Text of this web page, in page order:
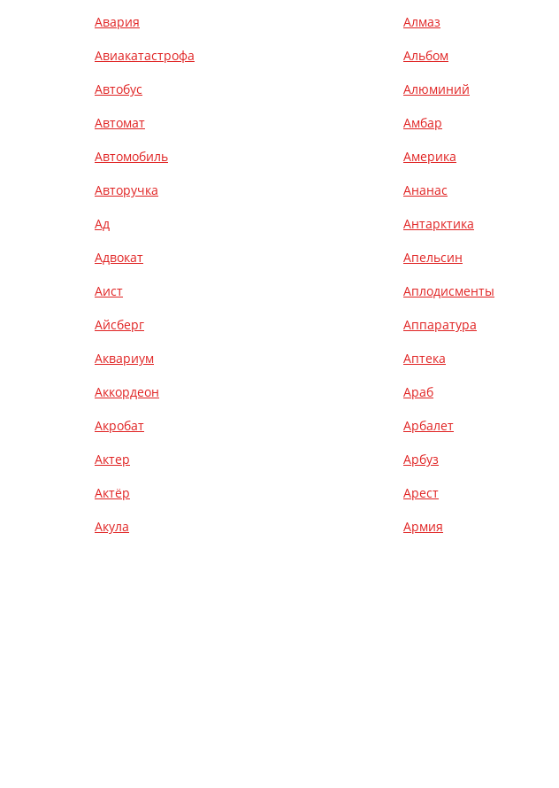
Авария
Алмаз
Авиакатастрофа
Альбом
Автобус
Алюминий
Автомат
Амбар
Автомобиль
Америка
Авторучка
Ананас
Ад
Антарктика
Адвокат
Апельсин
Аист
Аплодисменты
Айсберг
Аппаратура
Аквариум
Аптека
Аккордеон
Араб
Акробат
Арбалет
Актер
Арбуз
Актёр
Арест
Акула
Армия